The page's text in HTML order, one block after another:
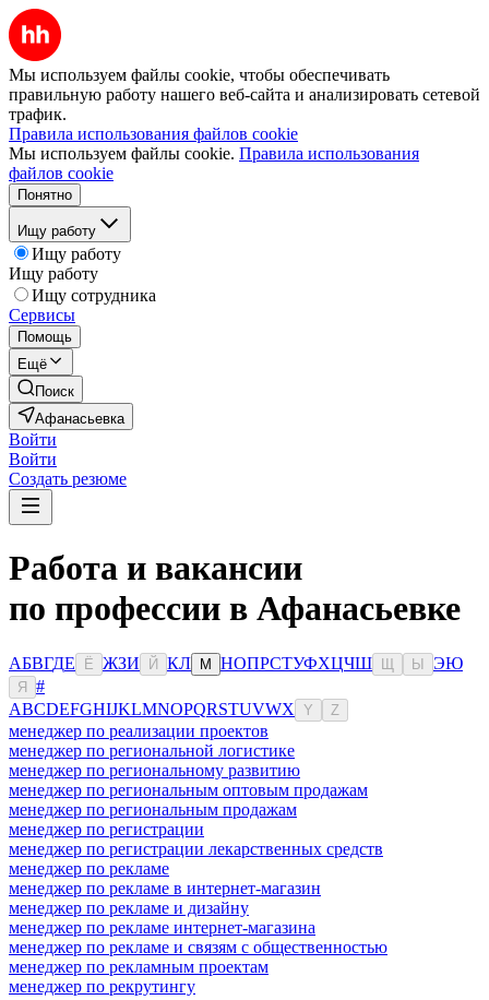
Мы используем файлы cookie, чтобы обеспечивать
правильную работу нашего веб-сайта и анализировать сетевой
трафик.
Правила использования файлов cookie
Мы используем файлы cookie. Правила использования
файлов cookie
Понятно
Ищу работу
Ищу работу
Ищу работу
Ищу сотрудника
Сервисы
Помощь
Ещё
Поиск
Афанасьевка
Войти
Войти
Создать резюме
Работа и вакансии
по профессии в Афанасьевке
АБВГДЕ Ё ЖЗИ Й КЛ М НОПРСТУФХЦЧШ Ы ЭЮ
Я
#
ABCDEFGHIJKLMNOPQRSTUVWX Y Z
менеджер по реализации проектов
менеджер по региональной логистике
менеджер по региональному развитию
менеджер по региональным оптовым продажам
менеджер по региональным продажам
менеджер по регистрации
менеджер по регистрации лекарственных средств
менеджер по рекламе
менеджер по рекламе в интернет-магазин
менеджер по рекламе и дизайну
менеджер по рекламе интернет-магазина
менеджер по рекламе и связям с общественностью
менеджер по рекламным проектам
менеджер по рекрутингу